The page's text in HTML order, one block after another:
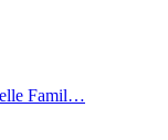
Famil…